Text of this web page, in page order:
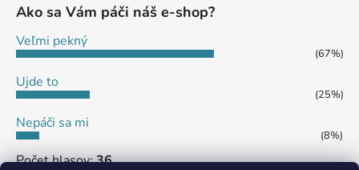
Ako sa Vám páči náš e-shop?
Veľmi pekný
(67%)
Ujde to
(25%)
Nepáči sa mi
(8%)
Počet hlasov:36